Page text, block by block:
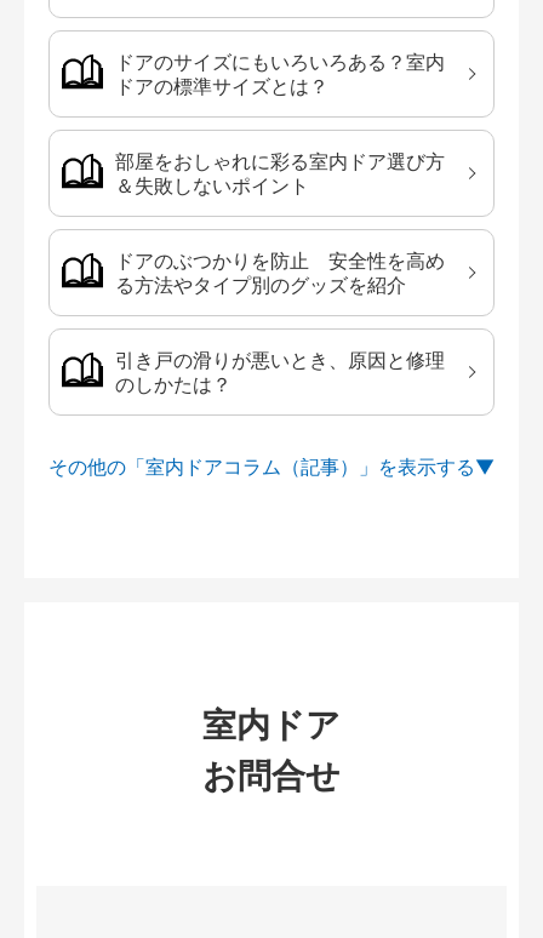
ドアのサイズにもいろいろある？室内
ドアの標準サイズとは？
部屋をおしゃれに彩る室内ドア選び方
＆失敗しないポイント
ドアのぶつかりを防止 安全性を高め
る方法やタイプ別のグッズを紹介
引き戸の滑りが悪いとき、原因と修理
のしかたは？
その他の「室内ドアコラム（記事）」を
室内ドア
お問合せ